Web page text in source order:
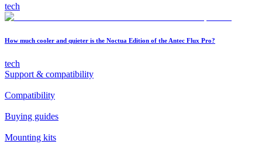
tech
How much cooler and quieter is the Noctua Edition of the Antec Flux Pro?
tech
Support & compatibility
Compatibility
Buying guides
Mounting kits